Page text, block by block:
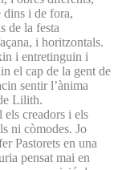
dins i de fora,
de la festa
i horitzontals.
i entretinguin i
el cap de la gent de
sentir l’ànima
Lilith.
els creadors i els
ni còmodes. Jo
Pastorets en una
pensat mai en